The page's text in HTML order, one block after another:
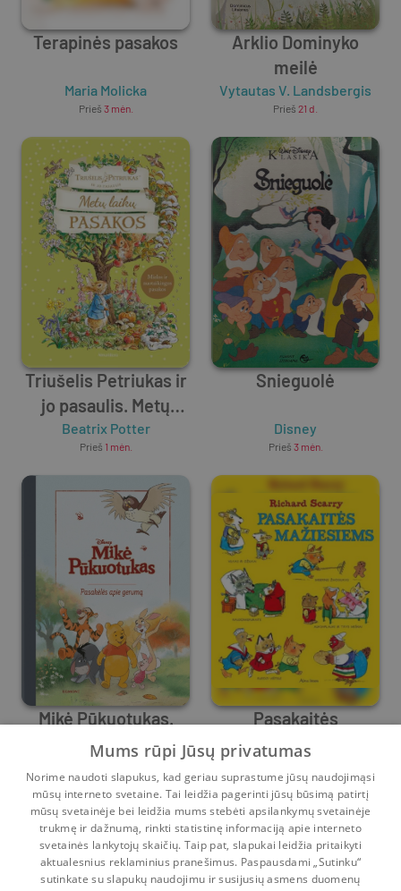
Terapinės pasakos
Maria Molicka
Prieš 3 mėn.
Arklio Dominyko
meilė
Vytautas V. Landsbergis
Prieš 21 d.
Triušelis Petriukas ir
jo pasaulis. Metų
laikų pasakos
Beatrix Potter
Prieš 1 mėn.
Snieguolė
Disney
Prieš 3 mėn.
Mikė Pūkuotukas.
Pasakėlės apie
gerumą
Prieš6 mėn.
Pasakaitės
mažiesiems
Prieš4 d.
1 2 3 ... 13
Mums rūpi Jūsų privatumas
Norime naudoti slapukus, kad geriau suprastume jūsų naudojimąsi
mūsų interneto svetaine. Tai leidžia pagerinti jūsų būsimą patirtį
mūsų svetainėje bei leidžia mums stebėti apsilankymų svetainėje
trukmę ir dažnumą, rinkti statistinę informaciją apie interneto
svetainės lankytojų skaičių. Taip pat, slapukai leidžia pritaikyti
aktualesnius reklaminius pranešimus. Paspausdami „Sutinku“
sutinkate su slapukų naudojimu ir susijusių asmens duomenų